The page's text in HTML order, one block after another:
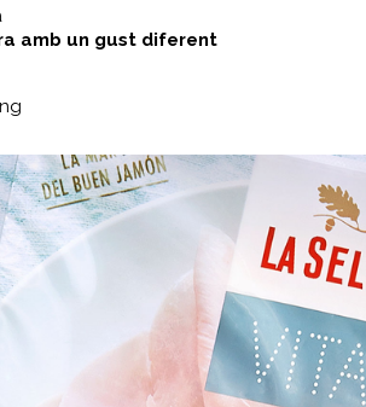
amb un gust diferent